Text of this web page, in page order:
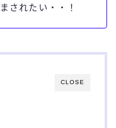
されたい・・！
CLOSE